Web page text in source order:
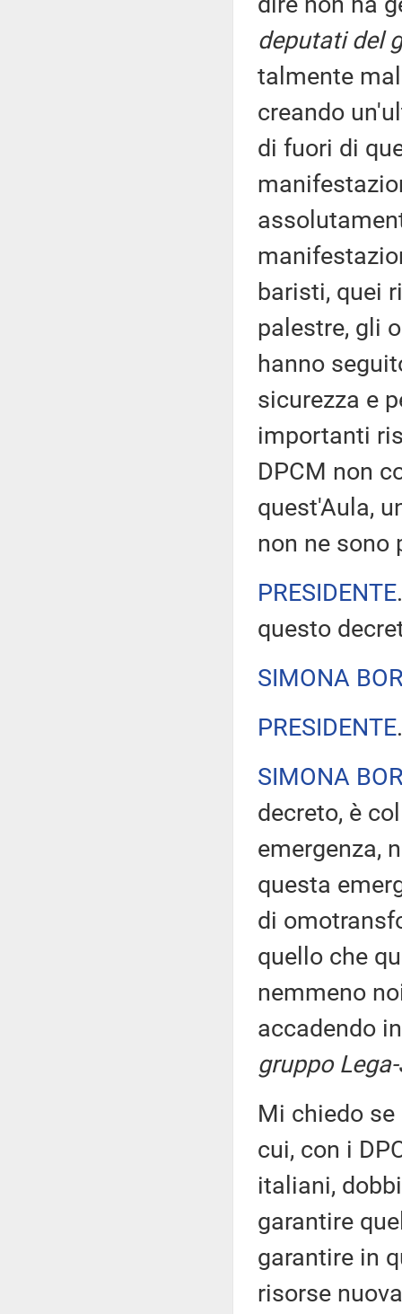
deputati del
talmente
creando
di fuori di
baristi, quei
palestre, gli
hanno
sicurezza e
importanti
DPCM non
quest'Aula,
non ne
PRESIDENTE
questo
SIMONA
PRESIDENTE
SIMONA
decreto, è
emergenza,
questa
di
quello che
nemmeno
accadendo
gruppo
Mi chiedo
cui, con i
italiani,
garantire
garantire in
risorse